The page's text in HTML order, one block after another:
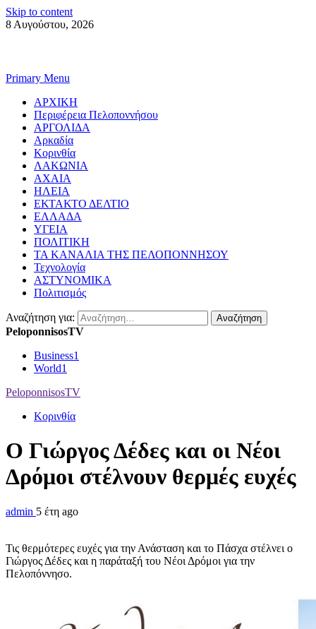
Skip to content
8 Αυγούστου, 2026
Primary Menu
ΑΡΧΙΚΗ
Περιφέρεια Πελοποννήσου
ΑΡΓΟΛΙΔΑ
Αρκαδία
Κορινθία
ΛΑΚΩΝΙΑ
ΑΧΑΙΑ
ΗΛΕΙΑ
ΕΚΤΑΚΤΟ ΔΕΛΤΙΟ
ΕΛΛΑΔΑ
ΥΓΕΙΑ
ΠΟΛΙΤΙΚΗ
ΤΑ ΚΑΝΑΛΙΑ ΤΗΣ ΠΕΛΟΠΟΝΝΗΣΟΥ
Τεχνολογία
ΑΣΤΥΝΟΜΙΚΑ
Πολιτισμός
Αναζήτηση για:
PeloponnisosTV
Business1
World1
PeloponnisosTV
Κορινθία
Ο Γιώργος Δέδες και οι Νέοι
Δρόμοι στέλνουν θερμές ευχές
admin 5 έτη ago
Τις θερμότερες ευχές για την Ανάσταση και το Πάσχα στέλνει ο
Γιώργος Δέδες και η παράταξή του Νέοι Δρόμοι για την
Πελοπόννησο.